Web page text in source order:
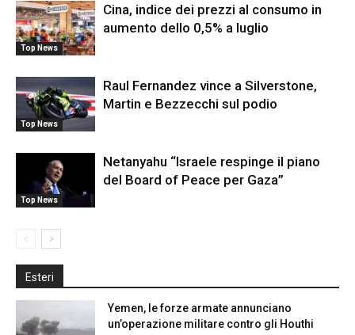
Top News
Cina, indice dei prezzi al consumo in
aumento dello 0,5% a luglio
Top News
Raul Fernandez vince a Silverstone,
Martin e Bezzecchi sul podio
Top News
Netanyahu “Israele respinge il piano
del Board of Peace per Gaza”
Esteri
Yemen, le forze armate annunciano
un’operazione militare contro gli Houthi